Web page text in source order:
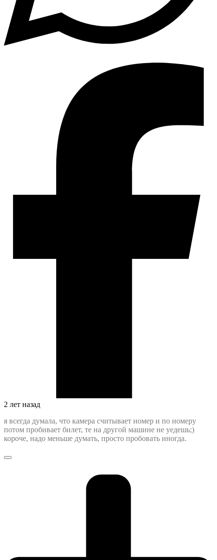
2 лет назад
я всегда думала, что камера считывает номер и по номеру
потом пробивает билет, те на другой машине не уедешь;)
короче, надо меньше думать, просто пробовать иногда.